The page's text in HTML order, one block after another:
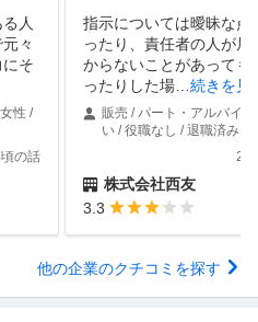
人
々
そ
性 /
の話
指示については曖昧な点
ったり、責任者の人が居
からないことがあっても
ったりした場
続きを見
販売 / パート・アルバイ
い / 役職なし / 退職済み
株式会社西友
3.3
他の企業のクチコミを探す